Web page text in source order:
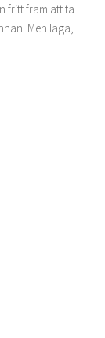
fritt fram att ta
Men laga,